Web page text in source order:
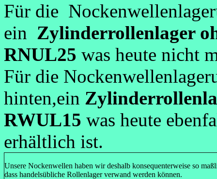
Für die
ein Zylinderrollenlager
RNUL25 was heute nicht
Für die
hinten,ein
RWUL15 was heute
erhältlich ist.
Unsere Nockenwellen haben wir deshalb konsequenterweise so
dass handelsübliche Rollenlager verwand werden können.